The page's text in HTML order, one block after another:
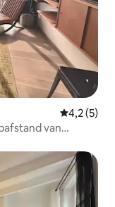
4,2 (5)
van